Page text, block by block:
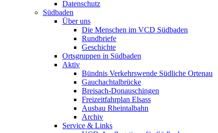
Datenschutz
Südbaden
Über uns
Die Menschen im VCD Südbaden
Rundbriefe
Geschichte
Ortsgruppen in Südbaden
Aktiv
Bündnis Verkehrswende Südliche Ortenau
Gauchachtalbrücke
Breisach-Donauschingen
Freizeitfahrplan Elsass
Ausbau Rheintalbahn
Archiv
Service & Links